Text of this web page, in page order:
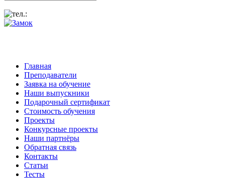
Главная
Преподаватели
Заявка на обучение
Наши выпускники
Подарочный сертификат
Стоимость обучения
Проекты
Конкурсные проекты
Наши партнёры
Обратная связь
Контакты
Статьи
Тесты